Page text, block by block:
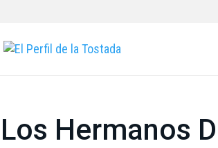
Los Hermanos